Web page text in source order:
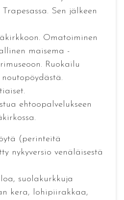
Sen jälkeen
Omatoiminen
maisema -
Ruokailu
ehtoopalvelukseen
(perinteitä
nykyversio venäläisestä
suolakurkkuja
kera, lohipiirakkaa,